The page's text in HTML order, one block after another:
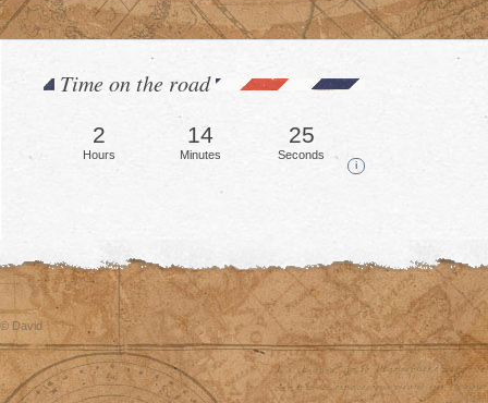
Time on the road
2
Hours
14
Minutes
27
Seconds
i
© David